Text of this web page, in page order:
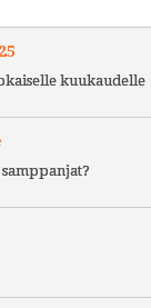
kuukaudelle